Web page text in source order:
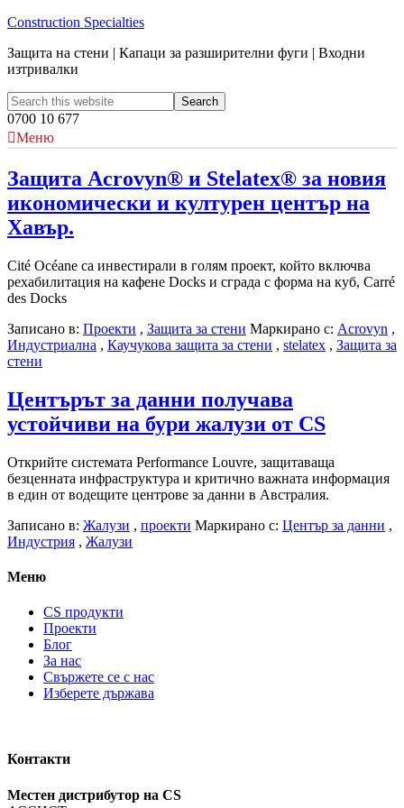
Construction Specialties
Защита на стени | Капаци за разширителни фуги | Входни
изтривалки
0700 10 677
Меню
Защита Acrovyn® и Stelatex® за новия
икономически и културен център на
Хавър.
Cité Océane са инвестирали в голям проект, който включва
рехабилитация на кафене Docks и сграда с форма на куб, Carré
des Docks
Записано в: Проекти , Защита за стени Маркирано с: Acrovyn ,
Индустриална , Каучукова защита за стени , stelatex , Защита за
стени
Центърът за данни получава
устойчиви на бури жалузи от CS
Открийте системата Performance Louvre, защитаваща
безценната инфраструктура и критично важната информация
в един от водещите центрове за данни в Австралия.
Записано в: Жалузи , проекти Маркирано с: Център за данни ,
Индустрия , Жалузи
Меню
CS продукти
Проекти
Блог
За нас
Свържете се с нас
Изберете държава
Контакти
Местен дистрибутор на CS